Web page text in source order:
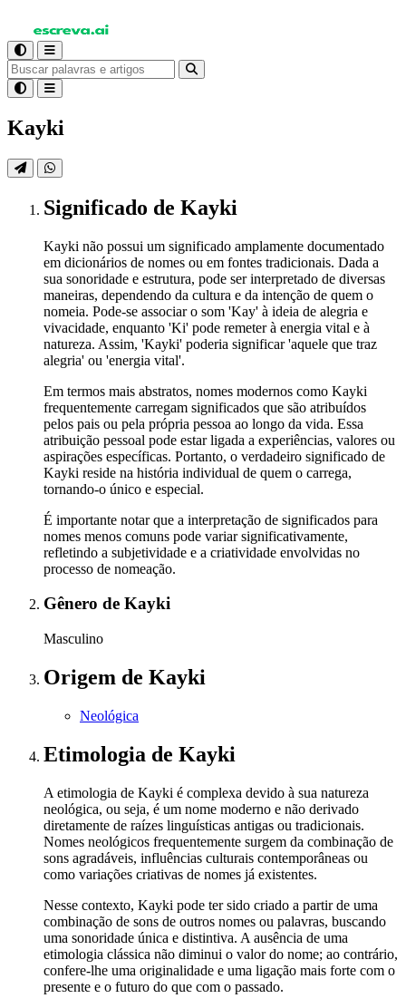
Kayki
Significado de Kayki
Kayki não possui um significado amplamente documentado
em dicionários de nomes ou em fontes tradicionais. Dada a
sua sonoridade e estrutura, pode ser interpretado de diversas
maneiras, dependendo da cultura e da intenção de quem o
nomeia. Pode-se associar o som 'Kay' à ideia de alegria e
vivacidade, enquanto 'Ki' pode remeter à energia vital e à
natureza. Assim, 'Kayki' poderia significar 'aquele que traz
alegria' ou 'energia vital'.
Em termos mais abstratos, nomes modernos como Kayki
frequentemente carregam significados que são atribuídos
pelos pais ou pela própria pessoa ao longo da vida. Essa
atribuição pessoal pode estar ligada a experiências, valores ou
aspirações específicas. Portanto, o verdadeiro significado de
Kayki reside na história individual de quem o carrega,
tornando-o único e especial.
É importante notar que a interpretação de significados para
nomes menos comuns pode variar significativamente,
refletindo a subjetividade e a criatividade envolvidas no
processo de nomeação.
Gênero de Kayki
Masculino
Origem de Kayki
Neológica
Etimologia de Kayki
A etimologia de Kayki é complexa devido à sua natureza
neológica, ou seja, é um nome moderno e não derivado
diretamente de raízes linguísticas antigas ou tradicionais.
Nomes neológicos frequentemente surgem da combinação de
sons agradáveis, influências culturais contemporâneas ou
como variações criativas de nomes já existentes.
Nesse contexto, Kayki pode ter sido criado a partir de uma
combinação de sons de outros nomes ou palavras, buscando
uma sonoridade única e distintiva. A ausência de uma
etimologia clássica não diminui o valor do nome; ao contrário,
confere-lhe uma originalidade e uma ligação mais forte com o
presente e o futuro do que com o passado.